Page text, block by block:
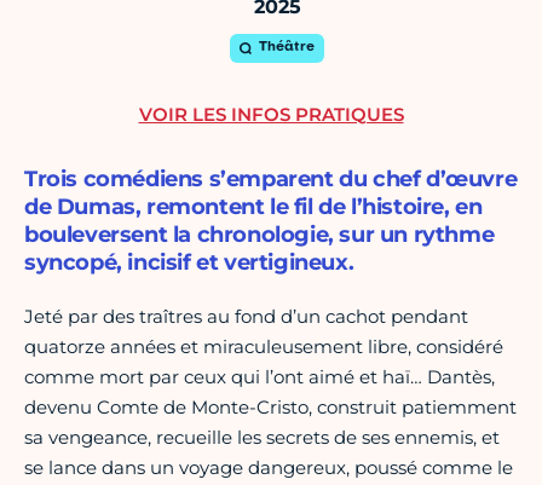
2025
Théâtre
Trois comédiens s’emparent du chef d’œuvre
de Dumas, remontent le fil de l’histoire, en
bouleversent la chronologie, sur un rythme
syncopé, incisif et vertigineux.
Jeté par des traîtres au fond d’un cachot pendant
quatorze années et miraculeusement libre, considéré
comme mort par ceux qui l’ont aimé et haï… Dantès,
devenu Comte de Monte-Cristo, construit patiemment
sa vengeance, recueille les secrets de ses ennemis, et
se lance dans un voyage dangereux, poussé comme le
VOIR LES INFOS PRATIQUES